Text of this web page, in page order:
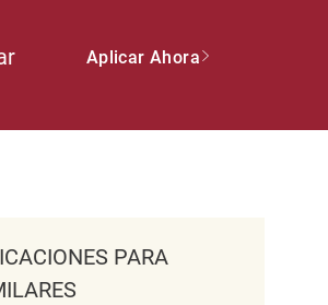
Aplicar Ahora
PARA